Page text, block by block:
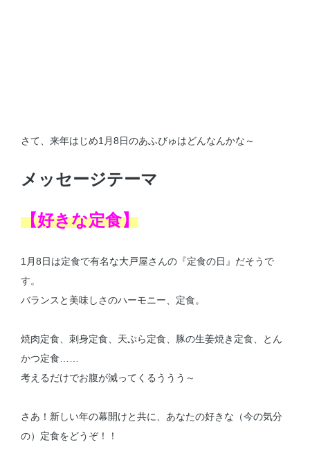
さて、来年はじめ1月8日のあふびゅはどんなんかな～
メッセージテーマ
【好きな定食】
1月8日は定食で有名な大戸屋さんの『定食の日』だそうで
す。
バランスと美味しさのハーモニー、定食。
焼肉定食、刺身定食、天ぷら定食、豚の生姜焼き定食、とん
かつ定食……
考えるだけでお腹が減ってくるううう～
さあ！新しい年の幕開けと共に、あなたの好きな（今の気分
の）定食をどうぞ！！